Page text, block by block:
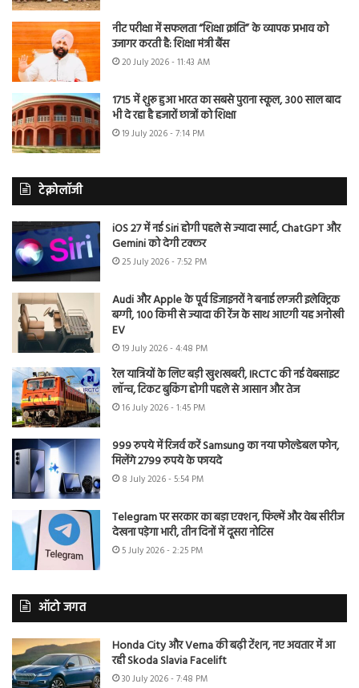
नीट परीक्षा में सफलता “शिक्षा क्रांति” के व्यापक प्रभाव को
उजागर करती है: शिक्षा मंत्री बैंस
20 July 2026 - 11:43 AM
1715 में शुरू हुआ भारत का सबसे पुराना स्कूल, 300 साल बाद
भी दे रहा है हजारों छात्रों को शिक्षा
19 July 2026 - 7:14 PM
टेक्नोलॉजी
iOS 27 में नई Siri होगी पहले से ज्यादा स्मार्ट, ChatGPT और
Gemini को देगी टक्कर
25 July 2026 - 7:52 PM
Audi और Apple के पूर्व डिजाइनरों ने बनाई लग्जरी इलेक्ट्रिक
बग्गी, 100 किमी से ज्यादा की रेंज के साथ आएगी यह अनोखी
EV
19 July 2026 - 4:48 PM
रेल यात्रियों के लिए बड़ी खुशखबरी, IRCTC की नई वेबसाइट
लॉन्च, टिकट बुकिंग होगी पहले से आसान और तेज
16 July 2026 - 1:45 PM
999 रुपये में रिजर्व करें Samsung का नया फोल्डेबल फोन,
मिलेंगे 2799 रुपये के फायदे
8 July 2026 - 5:54 PM
Telegram पर सरकार का बड़ा एक्शन, फिल्में और वेब सीरीज
देखना पड़ेगा भारी, तीन दिनों में दूसरा नोटिस
5 July 2026 - 2:25 PM
ऑटो जगत
Honda City और Verna की बढ़ी टेंशन, नए अवतार में आ
रही Skoda Slavia Facelift
30 July 2026 - 7:48 PM